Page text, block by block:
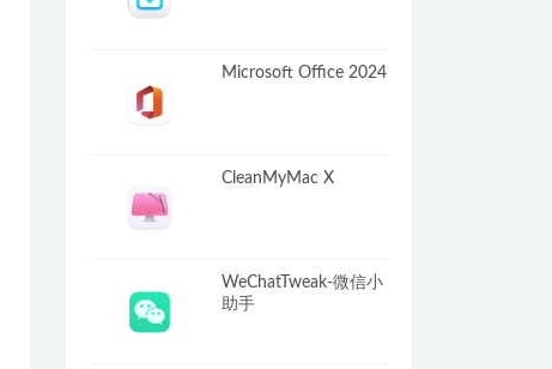
Microsoft Office 2024
CleanMyMac X
WeChatTweak-微信小
助手